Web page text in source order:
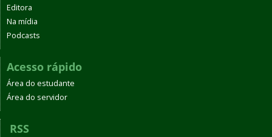
Editora
Na mídia
Podcasts
Acesso rápido
Área do estudante
Área do servidor
RSS